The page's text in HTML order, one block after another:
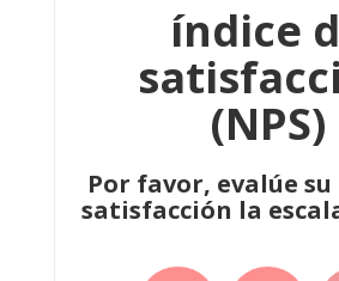
índice
(NPS)
Por favor, evalúe
satisfacción la